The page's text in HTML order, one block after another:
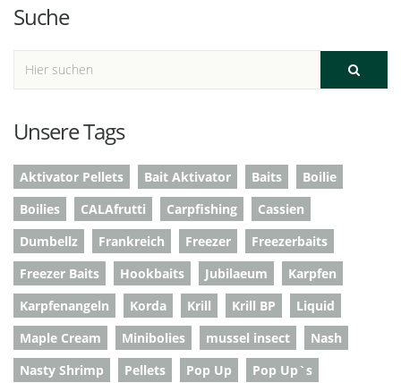
Suche
Unsere Tags
Aktivator Pellets Bait Aktivator Baits
Boilie
Boilies
CALAfrutti Carpfishing
Cassien
Dumbellz
Frankreich Freezer
Freezerbaits
Freezer Baits
Hookbaits Jubilaeum
Karpfen
Karpfenangeln
Korda Krill Krill BP
Liquid
Maple Cream
Minibolies mussel insect
Nash
Nasty Shrimp
Pellets Pop Up
Pop Up`s